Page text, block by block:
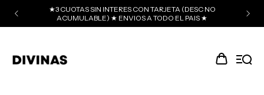
★3 CUOTAS SIN INTERES CON TARJETA (DESC NO
ACUMULABLE) ★ ENVIOS A TODO EL PAIS ★